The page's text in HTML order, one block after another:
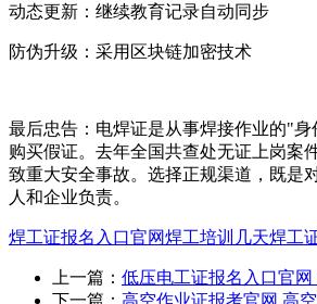
动态更新：继续教育记录自动同步
防伪升级：采用区块链加密技术
最后忠告：电焊证是从事焊接作业的"
购买假证。去年全国共查处无证上岗案
致重大安全事故。选择正规渠道，既是
人和企业负责。
焊工证报名入口官网焊工培训几天焊工
上一篇： 低压电工证报名入口官网
下一篇： 高空作业证报考官网 高